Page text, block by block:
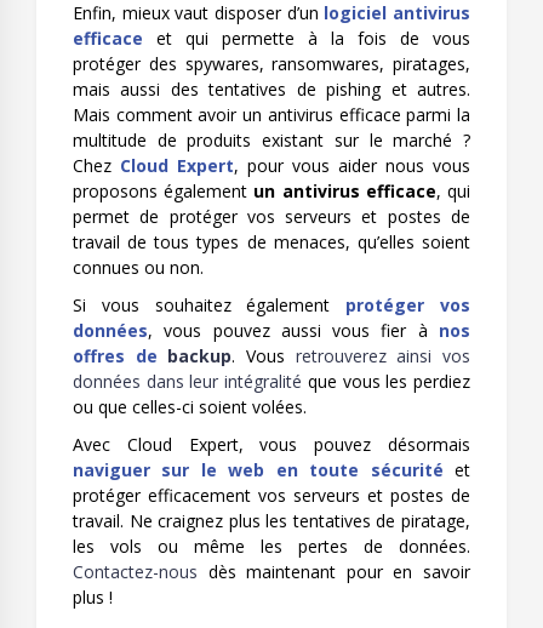
Enfin, mieux vaut disposer d’un logiciel antivirus
efficace et qui permette à la fois de vous
protéger des spywares, ransomwares, piratages,
mais aussi des tentatives de pishing et autres.
Mais comment avoir un antivirus efficace parmi la
multitude de produits existant sur le marché ?
Chez Cloud Expert, pour vous aider nous vous
proposons également un antivirus efficace, qui
permet de protéger vos serveurs et postes de
travail de tous types de menaces, qu’elles soient
connues ou non.
Si vous souhaitez également protéger vos
données, vous pouvez aussi vous fier à nos
offres de backup. Vous retrouverez ainsi vos
données dans leur intégralité que vous les perdiez
ou que celles-ci soient volées.
Avec Cloud Expert, vous pouvez désormais
naviguer sur le web en toute sécurité et
protéger efficacement vos serveurs et postes de
travail. Ne craignez plus les tentatives de piratage,
les vols ou même les pertes de données.
Contactez-nous dès maintenant pour en savoir
plus !